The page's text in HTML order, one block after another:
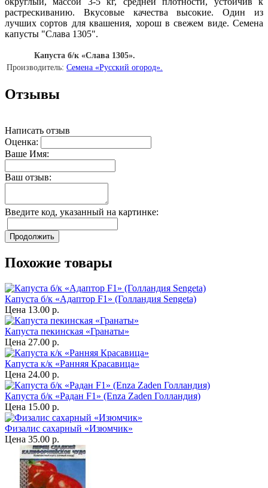
растрескиванию. Вкусовые качества высокие. Один из
лучших сортов для квашения, хорош в свежем виде. Семена
капусты "Слава 1305".
Капуста б/к «Слава 1305».
Производитель: Семена «Русский огород».
Отзывы
Написать отзыв
Оценка:
Ваше Имя:
Ваш отзыв:
Введите код, указанный на картинке:
Продолжить
Похожие товары
Капуста б/к «Адаптор F1» (Голландия Sengeta)
Цена 13.00 р.
Капуста пекинская «Гранаты»
Цена 27.00 р.
Капуста к/к «Ранняя Красавица»
Цена 24.00 р.
Капуста б/к «Радан F1» (Enza Zaden Голландия)
Цена 15.00 р.
Физалис сахарный «Изюмчик»
Цена 35.00 р.